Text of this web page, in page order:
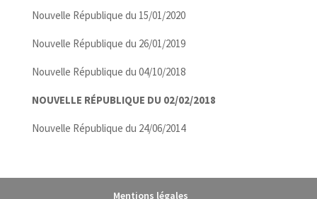
Nouvelle République du 15/01/2020
Nouvelle République du 26/01/2019
Nouvelle République du 04/10/2018
NOUVELLE RÉPUBLIQUE DU 02/02/2018
Nouvelle République du 24/06/2014
Mentions légales